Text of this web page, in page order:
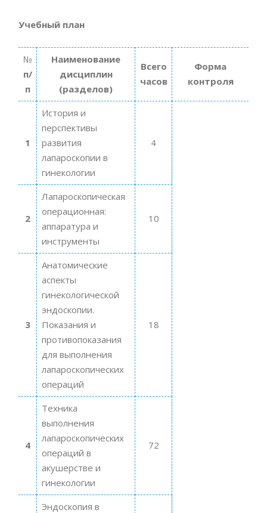
Учебный план
№
п/
п
Наименование
дисциплин
(разделов)
Всего
часов
Форма
контроля
1
История и
перспективы
развития
лапароскопии в
гинекологии
4
2
Лапароскопическая
операционная:
аппаратура и
инструменты
10
3
Анатомические
аспекты
гинекологической
эндоскопии.
Показания и
противопоказания
для выполнения
лапароскопических
операций
18
4
Техника
выполнения
лапароскопических
операций в
акушерстве и
гинекологии
72
Эндоскопия в